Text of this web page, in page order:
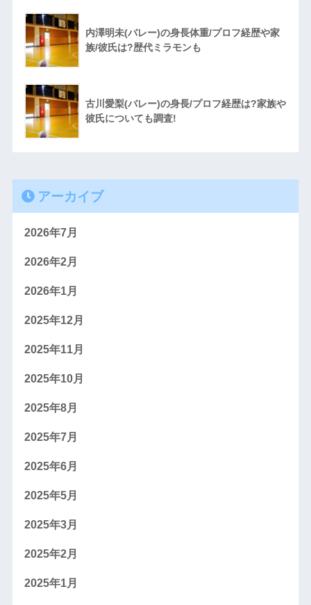
内澤明未(バレー)の身長体重/プロフ経歴や家
族/彼氏は?歴代ミラモンも
古川愛梨(バレー)の身長/プロフ経歴は?家族や
彼氏についても調査!
アーカイブ
2026年7月
2026年2月
2026年1月
2025年12月
2025年11月
2025年10月
2025年8月
2025年7月
2025年6月
2025年5月
2025年3月
2025年2月
2025年1月